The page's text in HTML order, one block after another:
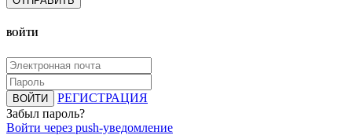
ВОЙТИ
ВОЙТИ
РЕГИСТРАЦИЯ
Забыл пароль?
Войти через push-уведомление